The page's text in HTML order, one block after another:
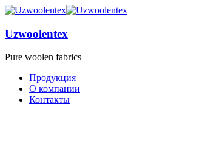
Uzwoolentex
Pure woolen fabrics
Продукция
О компании
Контакты